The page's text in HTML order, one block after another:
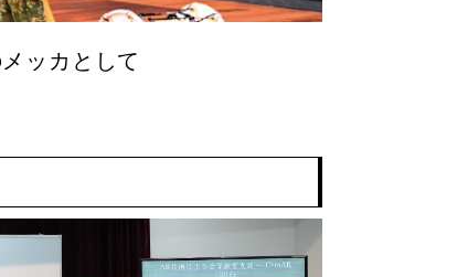
ッカとして